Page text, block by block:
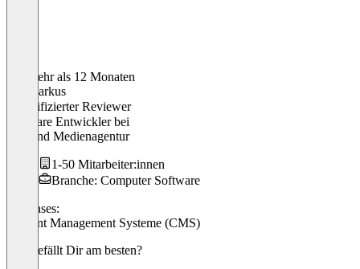
Vor mehr als 12 Monaten
Jan-Markus
Verifizierter Reviewer
Software Entwicklerbei
Neuland Medienagentur
1-50 Mitarbeiter:innen
Branche: Computer Software
Use cases:
Content Management Systeme (CMS)
Was gefällt Dir am besten?